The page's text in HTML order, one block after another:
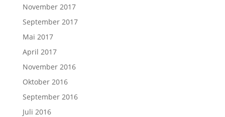
November 2017
September 2017
Mai 2017
April 2017
November 2016
Oktober 2016
September 2016
Juli 2016